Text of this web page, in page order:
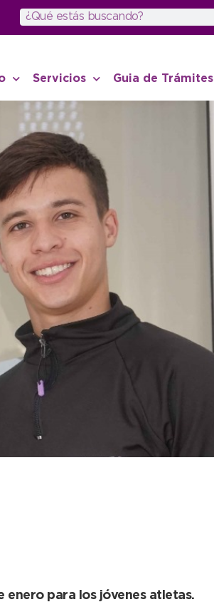
Servicios Guia de Trámites
enero para los jóvenes atletas.